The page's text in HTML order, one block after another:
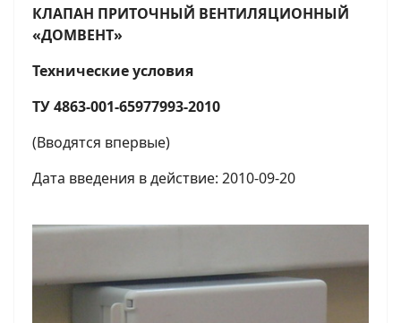
КЛАПАН ПРИТОЧНЫЙ ВЕНТИЛЯЦИОННЫЙ
«ДОМВЕНТ»
Технические условия
ТУ 4863-001-65977993-2010
(Вводятся впервые)
Дата введения в действие: 2010-09-20